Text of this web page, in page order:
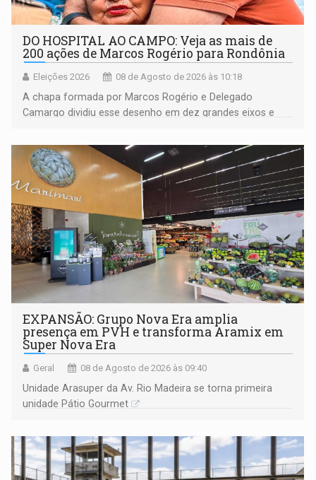
DO HOSPITAL AO CAMPO: Veja as mais de
200 ações de Marcos Rogério para Rondônia
Eleições 2026 08 de Agosto de 2026 às 10:18
A chapa formada por Marcos Rogério e Delegado
Camargo dividiu esse desenho em dez grandes eixos e
EXPANSÃO: Grupo Nova Era amplia
presença em PVH e transforma Aramix em
Super Nova Era
Geral 08 de Agosto de 2026 às 09:40
Unidade Arasuper da Av. Rio Madeira se torna primeira
unidade Pátio Gourmet